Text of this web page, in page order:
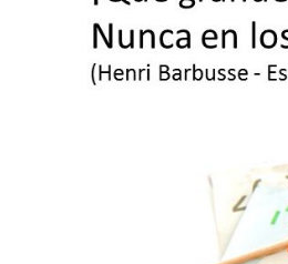
esenciales
para